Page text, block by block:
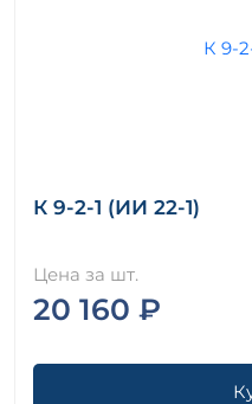
К 9-2-1 (ИИ 22-1)
Цена за шт.
20 160 ₽